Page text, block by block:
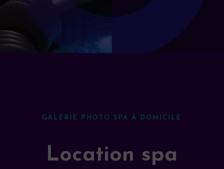
GALERIE PHOTO SPA À DOMICILE
Location spa